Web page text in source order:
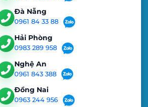
Đà Nẵng
0961 84 33 88
Hải Phòng
0983 289 958
Nghệ An
0961 843 388
Đồng Nai
0963 244 956